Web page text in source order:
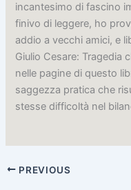
incantesimo di fascino
finivo di leggere, ho
addio a vecchi amici, e
Giulio Cesare: Tragedia
nelle pagine di questo
saggezza pratica che
stesse difficoltà nel
PREVIOUS